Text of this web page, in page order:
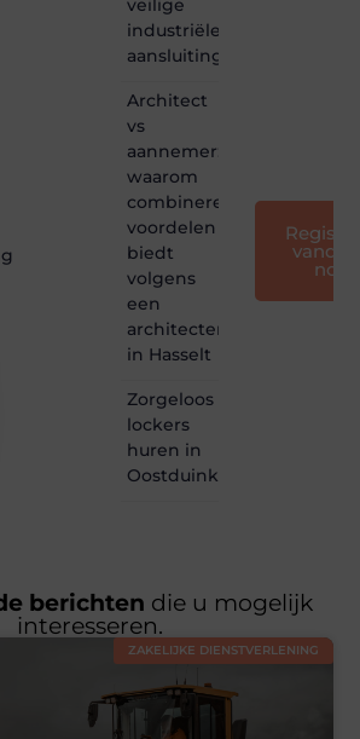
veilige
industriële
aansluitingen
Architect
vs
aannemer:
waarom
combineren
voordelen
biedt
volgens
een
architectenbureau
in Hasselt
Zorgeloos
lockers
huren in
Oostduinkerke
nog
berichten die u mogelijk
interesseren.
ZAKELIJKE DIENSTVERLENING